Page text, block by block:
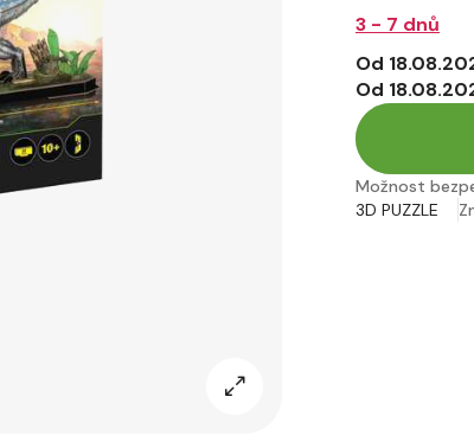
3 - 7 dnů
Od
Od
Možnost
3D PUZZLE